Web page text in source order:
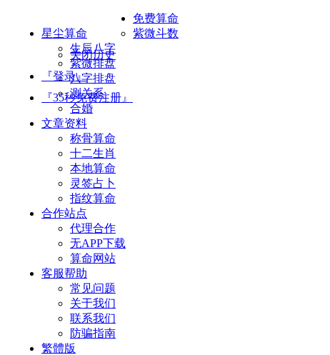
星尘算命
关闭历史
『登录』
『35秒免费注册』
免费算命
紫微斗数
生辰八字
紫微排盘
八字排盘
测关系
合婚
文章资料
称骨算命
十二生肖
本地算命
灵签占卜
指纹算命
合作站点
代理合作
无APP下载
算命网站
客服帮助
常见问题
关于我们
联系我们
防骗指南
繁體版